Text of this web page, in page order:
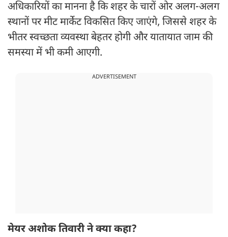
अधिकारियों का मानना है कि शहर के चारों ओर अलग-अलग
स्थानों पर मीट मार्केट विकसित किए जाएंगे, जिससे शहर के
भीतर स्वच्छता व्यवस्था बेहतर होगी और यातायात जाम की
समस्या में भी कमी आएगी.
ADVERTISEMENT
मेयर अशोक तिवारी ने क्या कहा?